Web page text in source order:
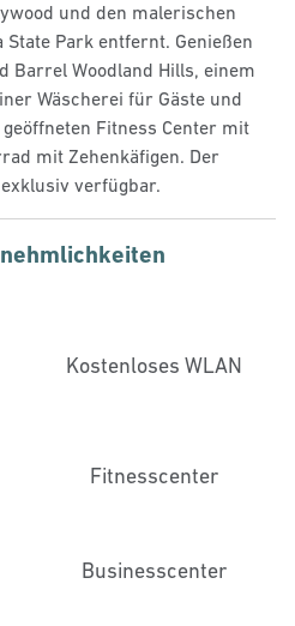
und den malerischen
State Park entfernt. Genießen
Barrel Woodland Hills, einem
Wäscherei für Gäste und
Fitness Center mit
mit Zehenkäfigen. Der
verfügbar.
Kostenloses WLAN
Fitnesscenter
Business­center